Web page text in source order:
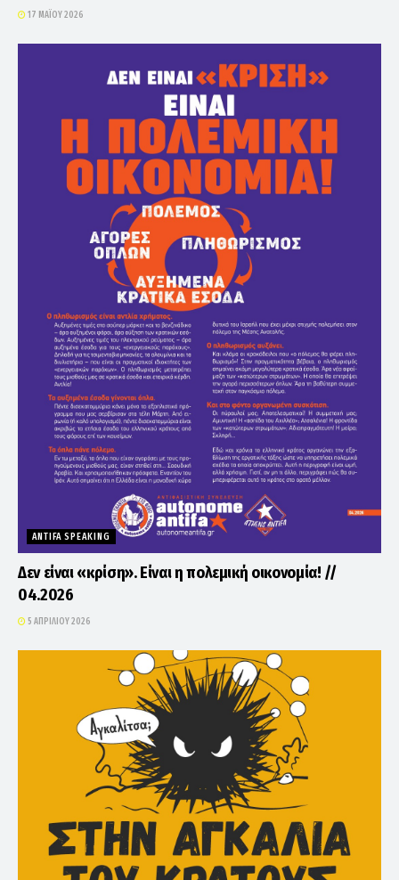
17 ΜΑΪ́ΟΥ 2026
ANTIFA SPEAKING
Δεν είναι «κρίση». Είναι η πολεμική οικονομία! //
04.2026
5 ΑΠΡΙΛΊΟΥ 2026